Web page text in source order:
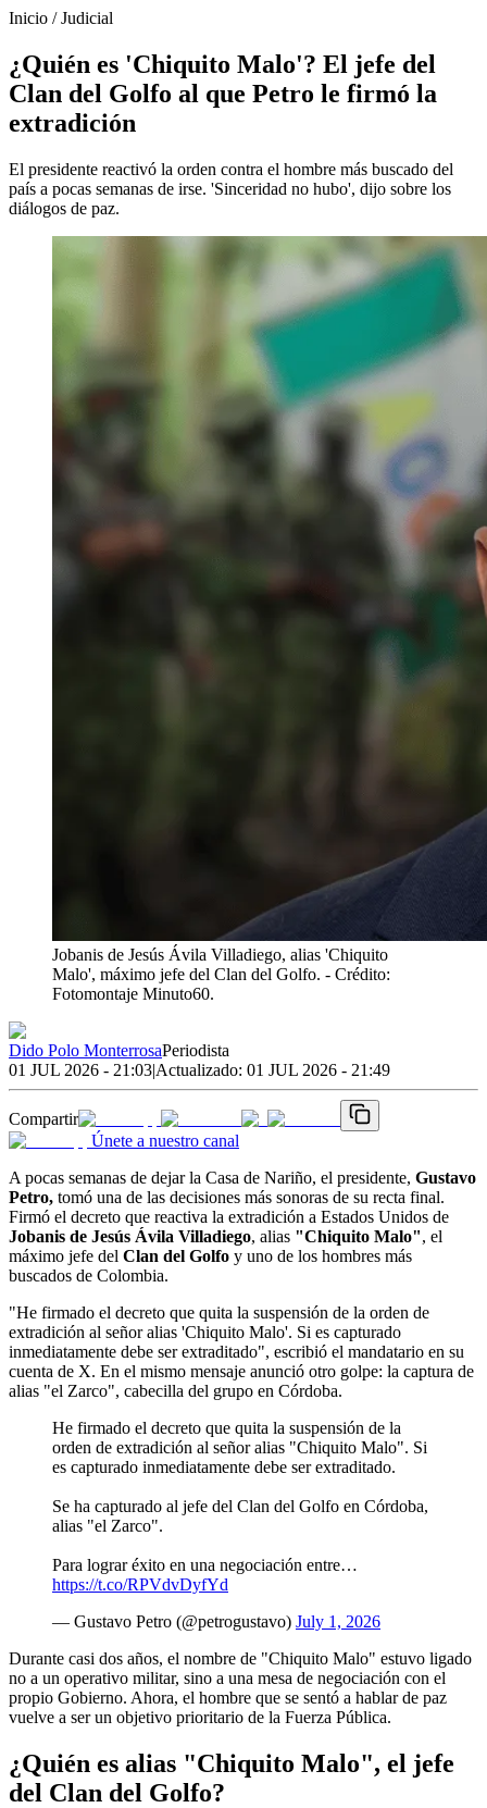
Inicio /Judicial
¿Quién es 'Chiquito Malo'? El jefe del
Clan del Golfo al que Petro le firmó la
extradición
El presidente reactivó la orden contra el hombre más buscado del
país a pocas semanas de irse. 'Sinceridad no hubo', dijo sobre los
diálogos de paz.
Jobanis de Jesús Ávila Villadiego, alias 'Chiquito
Malo', máximo jefe del Clan del Golfo. - Crédito:
Fotomontaje Minuto60.
Dido Polo MonterrosaPeriodista
01 JUL 2026 - 21:03|Actualizado: 01 JUL 2026 - 21:49
Compartir
Únete a nuestro canal
A pocas semanas de dejar la Casa de Nariño, el presidente, Gustavo
Petro, tomó una de las decisiones más sonoras de su recta final.
Firmó el decreto que reactiva la extradición a Estados Unidos de
Jobanis de Jesús Ávila Villadiego, alias "Chiquito Malo", el
máximo jefe del Clan del Golfo y uno de los hombres más
buscados de Colombia.
"He firmado el decreto que quita la suspensión de la orden de
extradición al señor alias 'Chiquito Malo'. Si es capturado
inmediatamente debe ser extraditado", escribió el mandatario en su
cuenta de X. En el mismo mensaje anunció otro golpe: la captura de
alias "el Zarco", cabecilla del grupo en Córdoba.
He firmado el decreto que quita la suspensión de la
orden de extradición al señor alias "Chiquito Malo". Si
es capturado inmediatamente debe ser extraditado.
Se ha capturado al jefe del Clan del Golfo en Córdoba,
alias "el Zarco".
Para lograr éxito en una negociación entre…
https://t.co/RPVdvDyfYd
— Gustavo Petro (@petrogustavo) July 1, 2026
Durante casi dos años, el nombre de "Chiquito Malo" estuvo ligado
no a un operativo militar, sino a una mesa de negociación con el
propio Gobierno. Ahora, el hombre que se sentó a hablar de paz
vuelve a ser un objetivo prioritario de la Fuerza Pública.
¿Quién es alias "Chiquito Malo", el jefe
del Clan del Golfo?